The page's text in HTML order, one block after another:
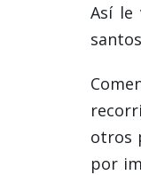
Así le
otros
por